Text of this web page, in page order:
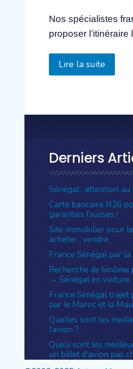
Nos spécialistes
proposer
Lire la suite
Derniers
Sénégal : attention
Carte bancaire N26
garanties fausses !
Site immobilier pour
acheter , vendre
France Sénégal par
Recherche de
→ Sénégal en voiture
France Sénégal
par le Maroc et la
Quelles sont les
l’avion ?
Quels sont les
un billet d'avion pas